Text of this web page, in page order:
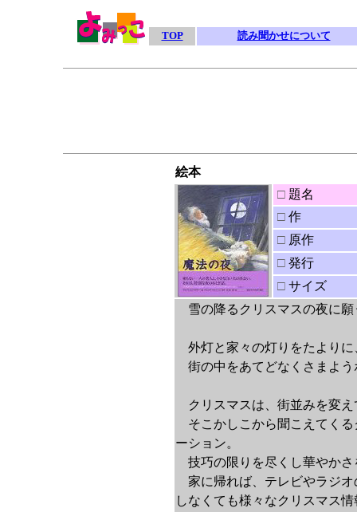
TOP 読み聞かせについて
絵本
□ 題名
□ 作
□ 原作
□ 発行
□ サイズ
雪の降るクリスマスの夜に
外灯と家々の灯りをたよりに
街の中をあてどなくさまよ
クリスマスは、街並みを変え
そこかしこから聞こえてくる
ーション。
技巧の限りを尽くし華やかさ
家に帰れば、テレビやラジオ
しなくても様々なクリスマス